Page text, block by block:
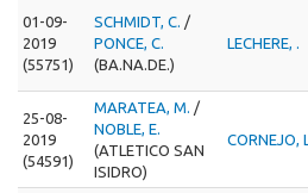
01-09-
2019
(55751)
SCHMIDT, C. /
PONCE, C.
(BA.NA.DE.)
LECHERE, .
25-08-
2019
(54591)
MARATEA, M. /
NOBLE, E.
(ATLETICO SAN
ISIDRO)
CORNEJO,